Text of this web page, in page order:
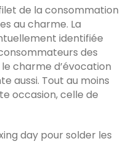
de la consommation
au charme. La
identifiée
des
charme d’évocation
aussi. Tout au moins
occasion, celle de
day pour solder les